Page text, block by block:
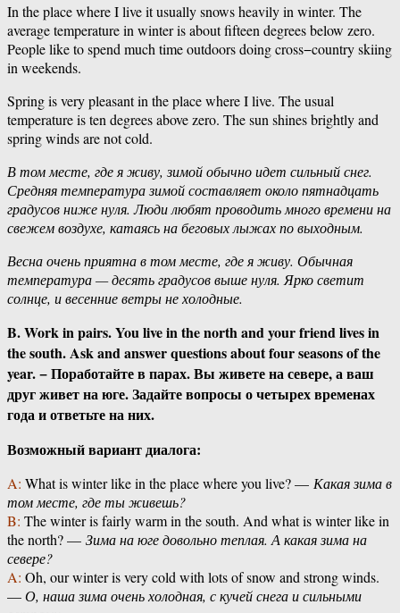
In the place where I live it usually snows heavily in winter. The
average temperature in winter is about fifteen degrees below zero.
People like to spend much time outdoors doing cross−country skiing
in weekends.
Spring is very pleasant in the place where I live. The usual
temperature is ten degrees above zero. The sun shines brightly and
spring winds are not cold.
В том месте, где я живу, зимой обычно идет сильный снег.
Средняя температура зимой составляет около пятнадцать
градусов ниже нуля. Люди любят проводить много времени на
свежем воздухе, катаясь на беговых лыжах по выходным.
Весна очень приятна в том месте, где я живу. Обычная
температура — десять градусов выше нуля. Ярко светит
солнце, и весенние ветры не холодные.
B. Work in pairs. You live in the north and your friend lives in
the south. Ask and answer questions about four seasons of the
year. − Поработайте в парах. Вы живете на севере, а ваш
друг живет на юге. Задайте вопросы о четырех временах
года и ответьте на них.
Возможный вариант диалога:
A: What is winter like in the place where you live? — Какая зима в
том месте, где ты живешь?
B: The winter is fairly warm in the south. And what is winter like in
the north? — Зима на юге довольно теплая. А какая зима на
севере?
A: Oh, our winter is very cold with lots of snow and strong winds.
—О, наша зима очень холодная, с кучей снега и сильными